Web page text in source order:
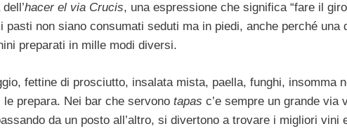
hacer el via Crucis, una espressione che significa “fare il
non siano consumati seduti ma in piedi, anche perché una
preparati in mille modi diversi.
fettine di prosciutto, insalata mista, paella, funghi, insomma
le prepara. Nei bar che servono tapas c’e sempre un grande via
da un posto all’altro, si divertono a trovare i migliori vini